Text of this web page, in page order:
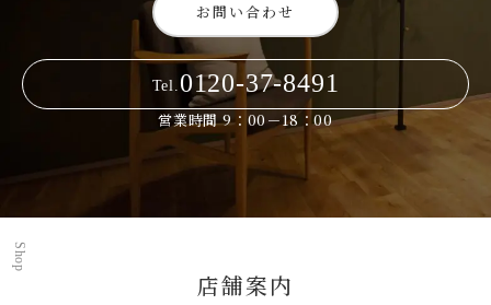
お問い合わせ
Tel. 0120-37-8491
営業時間 9：00－18：00
Shop
店舗案内